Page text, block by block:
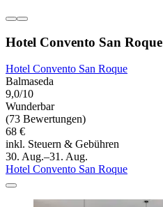
Hotel Convento San Roque
Hotel Convento San Roque
Balmaseda
9,0/10
Wunderbar
(73 Bewertungen)
68 €
inkl. Steuern & Gebühren
30. Aug.–31. Aug.
Hotel Convento San Roque